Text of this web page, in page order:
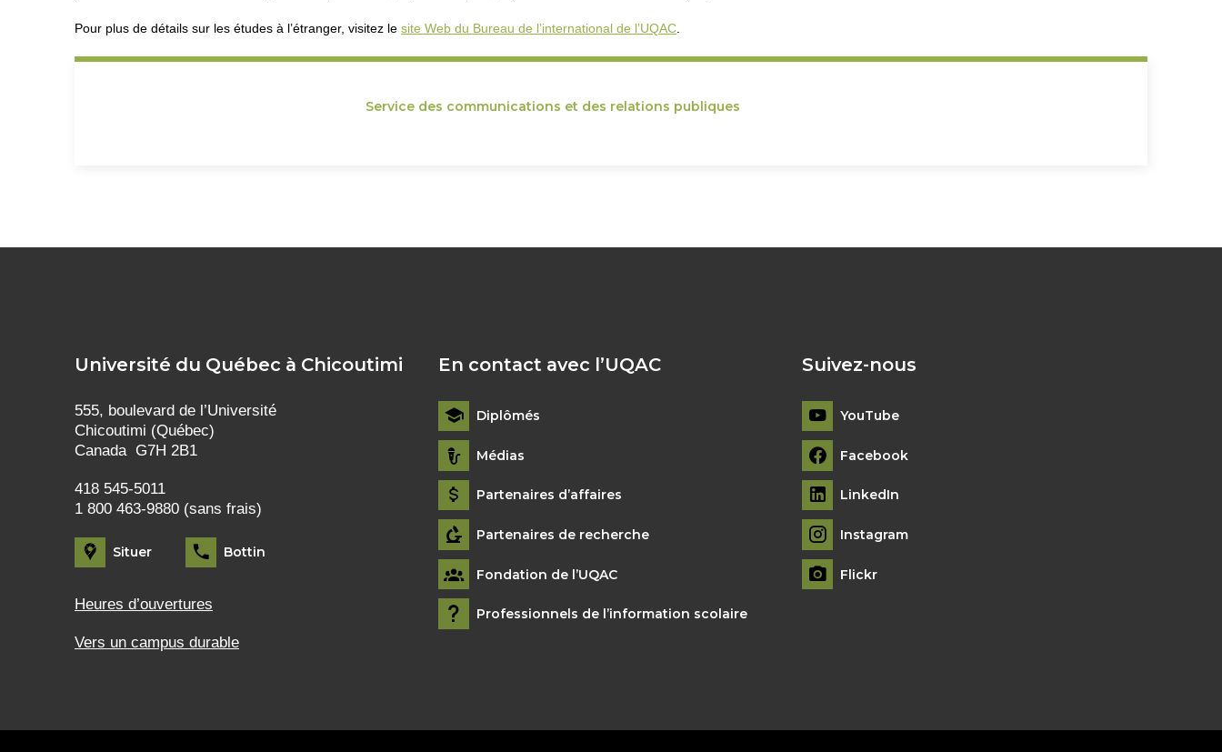
Pour plus de détails sur les études à l’étranger, visitez le site Web du Bureau de l’international de l’UQAC
Service des communications et des relations publiques
Université du Québec à Chicoutimi
555, boulevard de l’Université
Chicoutimi (Québec)
Canada G7H 2B1
418 545-5011
1 800 463-9880 (sans frais)
Situer Bottin
Heures d’ouvertures
Vers un campus durable
En contact avec l’UQAC
Diplômés
Médias
Partenaires d’affaires
Partenaires de recherche
Fondation de l’UQAC
Professionnels de l’information scolaire
Suivez-nous
YouTube
Facebook
LinkedIn
Instagram
Flickr